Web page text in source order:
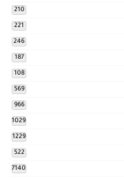
210
221
246
187
108
569
966
1029
1229
522
7140